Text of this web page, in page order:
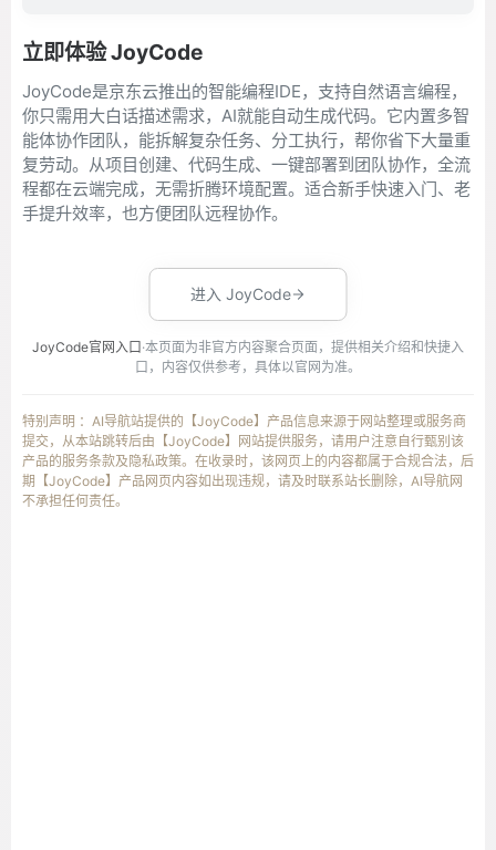
立即体验 JoyCode
JoyCode是京东云推出的智能编程IDE，支持自然语言编程，
你只需用大白话描述需求，AI就能自动生成代码。它内置多智
能体协作团队，能拆解复杂任务、分工执行，帮你省下大量重
复劳动。从项目创建、代码生成、一键部署到团队协作，全流
程都在云端完成，无需折腾环境配置。适合新手快速入门、老
手提升效率，也方便团队远程协作。
进入 JoyCode
JoyCode官网入口 ·本页面为非官方内容聚合页面，提供相关介绍和快捷入
口，内容仅供参考，具体以官网为准。
特别声明 ：AI导航站提供的【JoyCode】产品信息来源于网站整理或服务商
提交，从本站跳转后由【JoyCode】网站提供服务，请用户注意自行甄别该
产品的服务条款及隐私政策。在收录时，该网页上的内容都属于合规合法，后
期【JoyCode】产品网页内容如出现违规，请及时联系站长删除，AI导航网
不承担任何责任。